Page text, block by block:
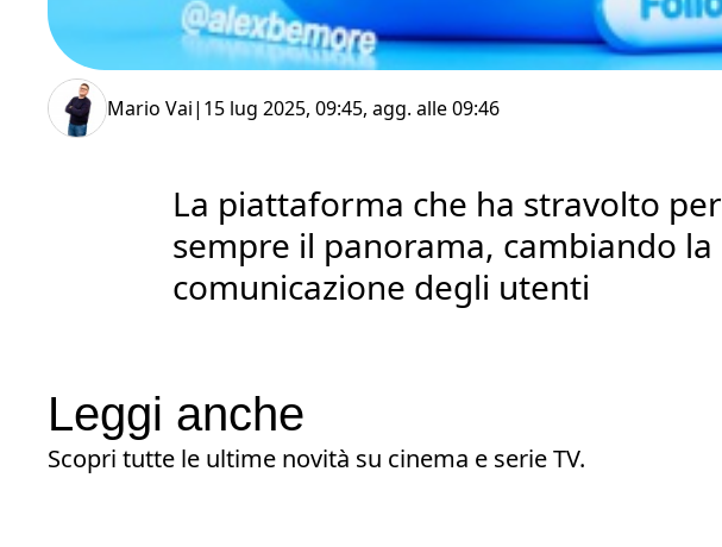
Mario Vai| 15 lug 2025, 09:45, agg. alle09:46
La piattaforma che ha stravolto per
sempre il panorama, cambiando la
comunicazione degli utenti
Leggi anche
Scopri tutte le ultime novità su cinema e serie TV.